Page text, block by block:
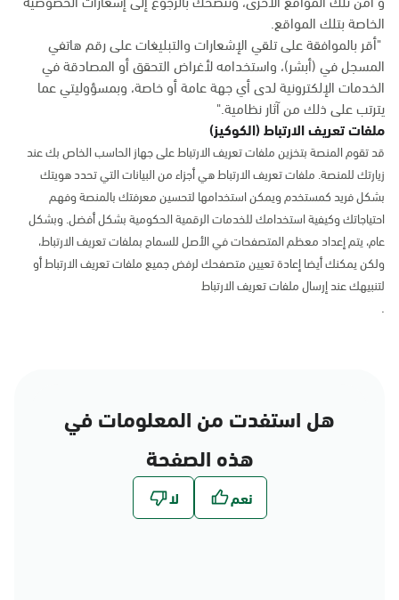
الخاصة بتلك المواقع.
"أقر بالموافقة على تلقي الإشعارات والتبليغات على رقم هاتفي
المسجل في (أبشر)، واستخدامه لأغراض التحقق أو المصادقة في
الخدمات الإلكترونية لدى أي جهة عامة أو خاصة، وبمسؤوليتي عما
يترتب على ذلك من آثار نظامية."
ملفات تعريف الارتباط (الكوكيز)
قد تقوم المنصة بتخزين ملفات تعريف الارتباط على جهاز الحاسب الخاص بك عند
زيارتك للمنصة. ملفات تعريف الارتباط هي أجزاء من البيانات التي تحدد هويتك
بشكل فريد كمستخدم ويمكن استخدامها لتحسين معرفتك بالمنصة وفهم
احتياجاتك وكيفية استخدامك للخدمات الرقمية الحكومية بشكل أفضل. وبشكل
عام، يتم إعداد معظم المتصفحات في الأصل للسماح بملفات تعريف الارتباط،
ولكن يمكنك أيضا إعادة تعيين متصفحك لرفض جميع ملفات تعريف الارتباط أو
لتنبيهك عند إرسال ملفات تعريف الارتباط
.
هل استفدت من المعلومات في
هذه الصفحة